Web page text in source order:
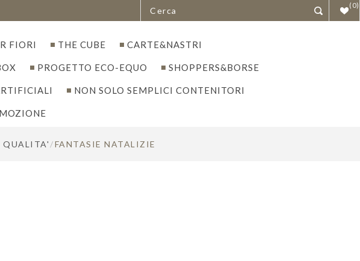
(0)
FIORI THE CUBE CARTE&NASTRI
PROGETTO ECO-EQUO SHOPPERS&BORSE
NON SOLO SEMPLICI CONTENITORI
QUALITA' /FANTASIE NATALIZIE